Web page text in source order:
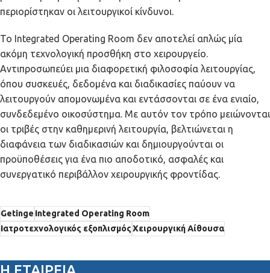
περιορίστηκαν οι λειτουργικοί κίνδυνοι.
Το Integrated Operating Room δεν αποτελεί απλώς μία
ακόμη τεχνολογική προσθήκη στο χειρουργείο.
Αντιπροσωπεύει μια διαφορετική φιλοσοφία λειτουργίας,
όπου συσκευές, δεδομένα και διαδικασίες παύουν να
λειτουργούν απομονωμένα και εντάσσονται σε ένα ενιαίο,
συνδεδεμένο οικοσύστημα. Με αυτόν τον τρόπο μειώνονται
οι τριβές στην καθημερινή λειτουργία, βελτιώνεται η
διαφάνεια των διαδικασιών και δημιουργούνται οι
προϋποθέσεις για ένα πιο αποδοτικό, ασφαλές και
συνεργατικό περιβάλλον χειρουργικής φροντίδας.
GetingeIntegrated Operating Room
Ιατροτεχνολογικός εξοπλισμόςΧειρουργική Αίθουσα